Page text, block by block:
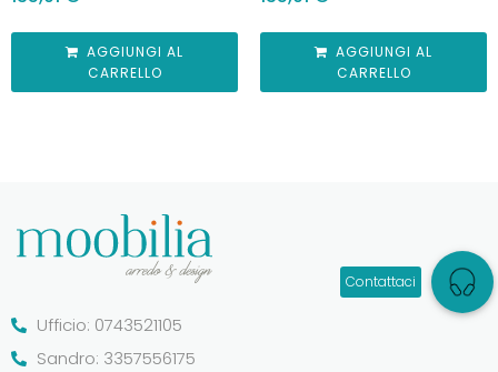
AGGIUNGI AL
CARRELLO
AGGIUNGI AL
CARRELLO
Ufficio: 0743521105
Sandro: 3357556175